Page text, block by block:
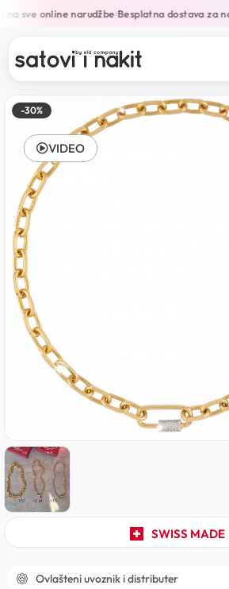
na sve online narudžbe•Besplatna dostava za
-30%
SWISS MADE
VIDEO
Ovlašteni uvoznik i distributer